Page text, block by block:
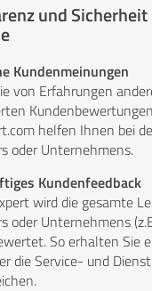
und
Kundenmeinungen
von Erfahrungen
helfen Ihnen bei
oder Unternehmens.
Kundenfeedback
wird die gesamte
oder Unternehmens
So erhalten Sie
die Service- und